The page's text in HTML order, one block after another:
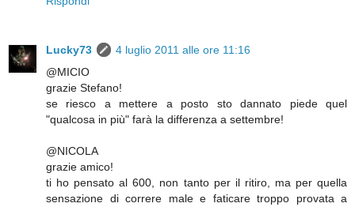
Lucky73
4 luglio 2011 alle ore 11:16
@MICIO
grazie Stefano!
se riesco a mettere a posto sto dannato piede quel
"qualcosa in più" farà la differenza a settembre!
@NICOLA
grazie amico!
ti ho pensato al 600, non tanto per il ritiro, ma per quella
sensazione di correre male e faticare troppo provata a